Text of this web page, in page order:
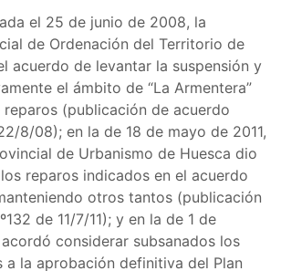
el 25 de junio de 2008, la
de Ordenación del Territorio de
acuerdo de levantar la suspensión y
el ámbito de “La Armentera”
reparos (publicación de acuerdo
8/08); en la de 18 de mayo de 2011,
de Urbanismo de Huesca dio
reparos indicados en el acuerdo
otros tantos (publicación
de 11/7/11); y en la de 1 de
considerar subsanados los
a la aprobación definitiva del Plan